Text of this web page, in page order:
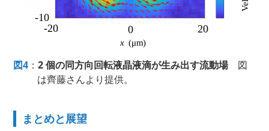
図4 ：2 個の同方向回転液晶液滴が生み出す流動場図
は齊藤さんより提供。
まとめと展望